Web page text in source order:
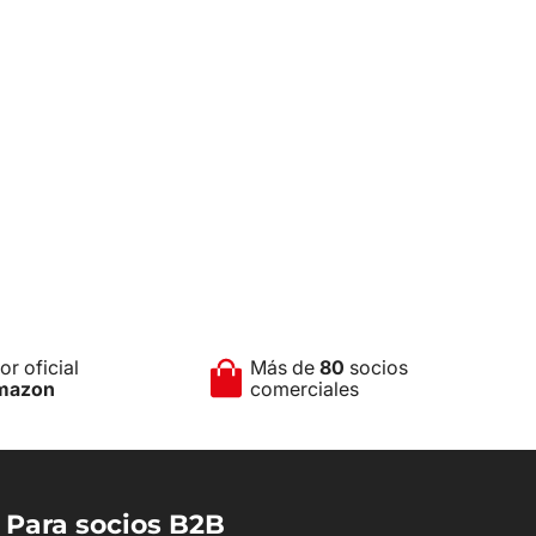
oficial
Más de80 socios
comerciales
Para socios B2B